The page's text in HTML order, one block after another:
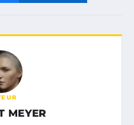
MEYER